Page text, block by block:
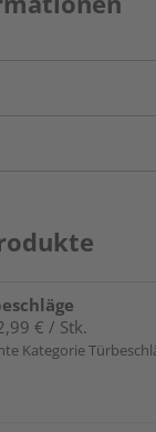
€ / Stk.
Kategorie